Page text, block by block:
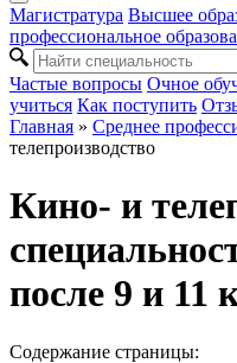
Магистратура Высшее
профессиональное
Частые вопросы Очное
учиться Как поступить
Главная » Среднее
телепроизводство
Кино- и
после 9 и 11
Содержание страницы: